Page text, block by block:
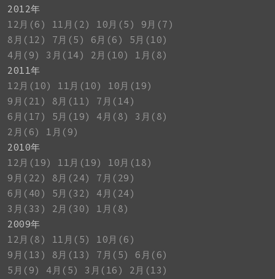
2012年
12月(6)
11月(2) 10月(5)
9月(7)
8月(12)
7月(5) 6月(6)
5月(10)
4月(9)
3月(14) 2月(10)
1月(8)
2011年
12月(10)
11月(10)
10月(19)
9月(21)
8月(11)
7月(14)
6月(17)
5月(19) 4月(8)
3月(8)
2月(6)
1月(9)
2010年
12月(19)
11月(19)
10月(18)
9月(22)
8月(24)
7月(29)
6月(40)
5月(32)
4月(24)
3月(33)
2月(30)
1月(8)
2009年
12月(8)
11月(5)
10月(6)
9月(13)
8月(13) 7月(5)
6月(6)
5月(9)
4月(5) 3月(16)
2月(13)